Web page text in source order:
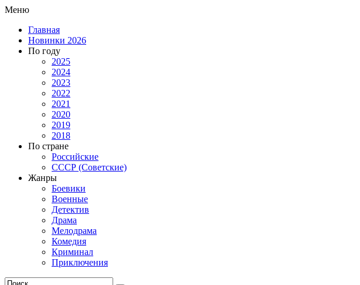
Меню
Главная
Новинки 2026
По году
2025
2024
2023
2022
2021
2020
2019
2018
По стране
Российские
СССР (Советские)
Жанры
Боевики
Военные
Детектив
Драма
Мелодрама
Комедия
Криминал
Приключения